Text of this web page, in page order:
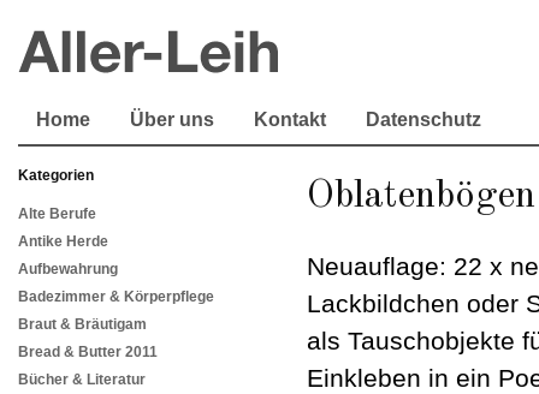
Home Über uns Kontakt Datenschutz
Kategorien
Alte Berufe
Antike Herde
Aufbewahrung
Badezimmer & Körperpflege
Braut & Bräutigam
Bread & Butter 2011
Bücher & Literatur
Neuauflage: 22 x
Lackbildchen oder
als Tauschobjekte
Einkleben in ein